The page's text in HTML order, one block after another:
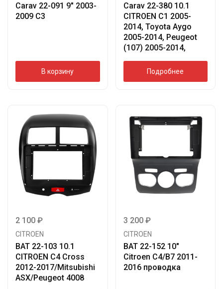
Carav 22-091 9″ 2003-
2009 С3
В корзину
Carav 22-380 10.1
CITROEN C1 2005-
2014, Toyota Aygo
2005-2014, Peugeot
(107) 2005-2014,
Подробнее
2 100 ₽
CITROEN
BAT 22-103 10.1
CITROEN C4 Cross
2012-2017/Mitsubishi
ASX/Peugeot 4008
3 200 ₽
CITROEN
BAT 22-152 10″
Citroen C4/B7 2011-
2016 проводка